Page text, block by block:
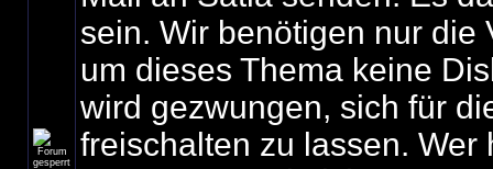
sein. Wir benötigen nur die
um dieses Thema keine
wird gezwungen, sich für
freischalten zu lassen. Wer